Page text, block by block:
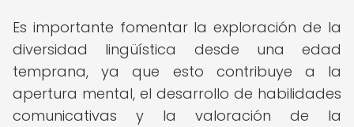
Es importante fomentar la exploración de la
diversidad lingüística desde una edad
temprana, ya que esto contribuye a la
apertura mental, el desarrollo de habilidades
comunicativas y la valoración de la